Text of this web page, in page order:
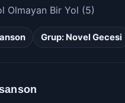
Olmayan Bir Yol (5)
Grup: Novel Gecesi